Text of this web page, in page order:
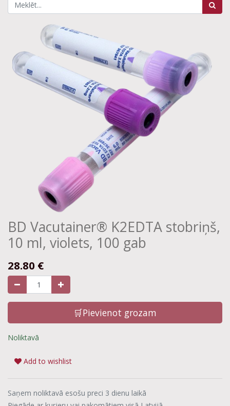
BD Vacutainer® K2EDTA stobriņš,
10 ml, violets, 100 gab
28.80 €
🛒Pievienot grozam
Noliktavā
Add to wishlist
Saņem noliktavā esošu preci 3 dienu laikā